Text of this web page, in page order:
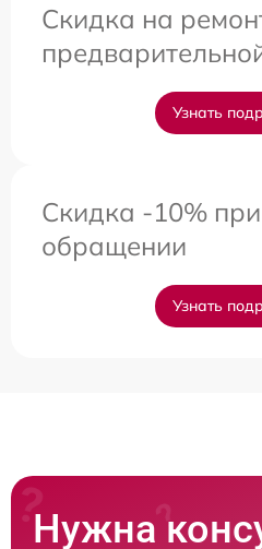
Скидка на
Узнать
Скидка -10%
обращении
Узнать
Нужна